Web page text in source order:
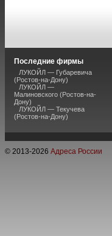
Последние фирмы
ЛУКОЙЛ — Губаревича
(Ростов-на-Дону)
ЛУКОЙЛ —
Малиновского (Ростов-на-
Дону)
ЛУКОЙЛ — Текучева
(Ростов-на-Дону)
© 2013-2026 Адреса России